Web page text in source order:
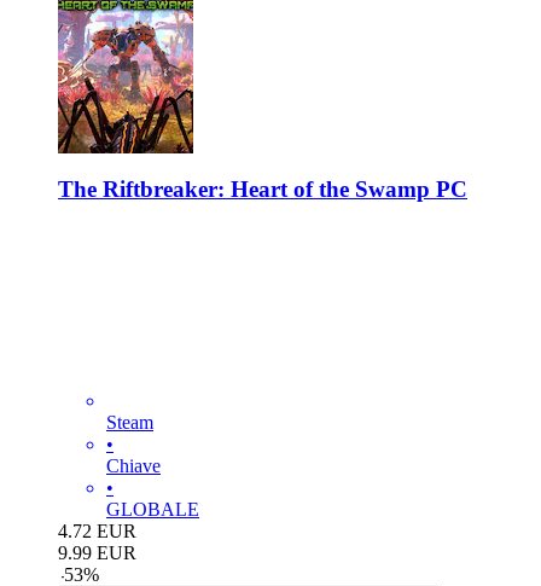
The Riftbreaker: Heart of the Swamp PC
Steam
•
Chiave
•
GLOBALE
4.72 EUR
9.99 EUR
-53%